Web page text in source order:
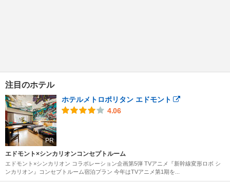
注目のホテル
PR
ホテルメトロポリタン エドモント
4.06
エドモント×シンカリオンコンセプトルーム
エドモント×シンカリオン コラボレーション企画第5弾 TVアニメ『新幹線変形ロボ シ
ンカリオン』コンセプトルーム宿泊プラン 今年はTVアニメ第1期を...